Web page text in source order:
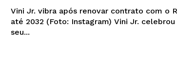
Sobre Nós
Anuncie
Vini Jr. vibra após renovar contrato com o
até 2032 (Foto: Instagram) Vini Jr. celebrou a extensão de
seu...